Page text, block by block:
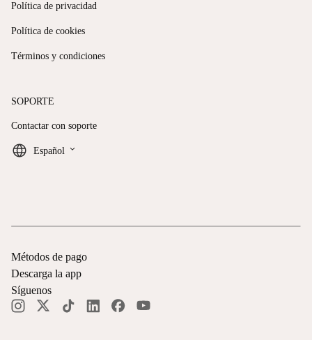
Política de privacidad
Política de cookies
Términos y condiciones
SOPORTE
Contactar con soporte
Español keyboard_arrow_down
Métodos de pago
Descarga la app
Síguenos